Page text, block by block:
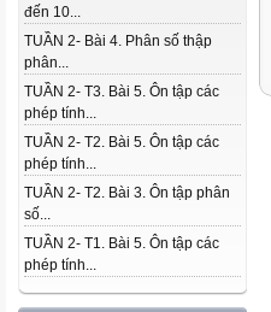
đến 10...
TUẦN 2- Bài 4. Phân số thập
phân...
TUẦN 2- T3. Bài 5. Ôn tập các
phép tính...
TUẦN 2- T2. Bài 5. Ôn tập các
phép tính...
TUẦN 2- T2. Bài 3. Ôn tập phân
số...
TUẦN 2- T1. Bài 5. Ôn tập các
phép tính...